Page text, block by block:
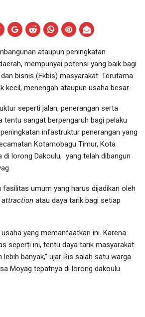
ataupun peningkatan
mempunyai potensi yang baik bagi
bisnis (Ekbis) masyarakat. Terutama
kecil, menengah ataupun usaha besar.
seperti jalan, penerangan serta
tentu sangat berpengaruh bagi pelaku
infastruktur penerangan yang
Kotamobagu Timur, Kota
lorong Dakoulu, yang telah dibangun
umum yang harus dijadikan oleh
attraction atau daya tarik bagi setiap
yang memanfaatkan ini. Karena
seperti ini, tentu daya tarik masyarakat
lebih banyak,” ujar Ris salah satu warga
Moyag tepatnya di lorong dakoulu.